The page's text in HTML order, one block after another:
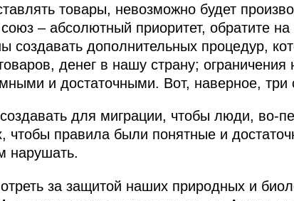
товары, невозможно будет
– абсолютный приоритет, обратите
создавать дополнительных процедур,
денег в нашу страну; ограничения
и достаточными. Вот, наверное, три
для миграции, чтобы люди,
чтобы правила были понятные и
нарушать.
за защитой наших природных и